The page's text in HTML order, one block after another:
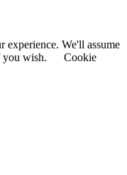
experience. We'll assume
you wish.
Cookie